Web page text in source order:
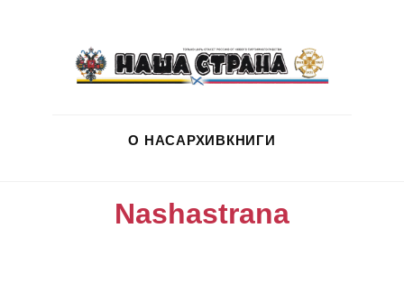
О НАСАРХИВКНИГИ
Nashastrana